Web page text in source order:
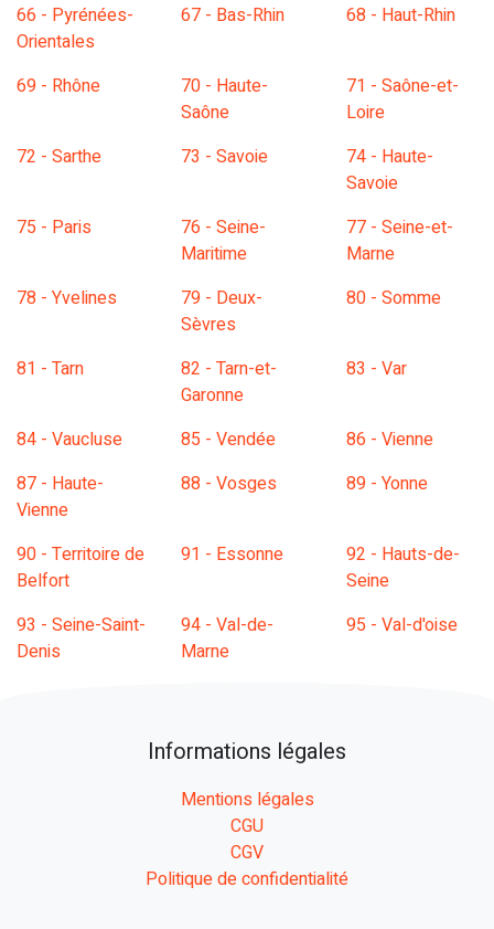
66 - Pyrénées-
Orientales
67 - Bas-Rhin 68 - Haut-Rhin
69 - Rhône
70 - Haute-
Saône
71 - Saône-et-
Loire
72 - Sarthe
73 - Savoie
74 - Haute-
Savoie
75 - Paris
76 - Seine-
Maritime
77 - Seine-et-
Marne
78 - Yvelines
79 - Deux-
Sèvres
80 - Somme
81 - Tarn
82 - Tarn-et-
Garonne
83 - Var
84 - Vaucluse 85 - Vendée
86 - Vienne
87 - Haute-
Vienne
88 - Vosges 89 - Yonne
90 - Territoire de
Belfort
91 - Essonne
92 - Hauts-de-
Seine
93 - Seine-Saint-
Denis
94 - Val-de-
Marne
95 - Val-d'oise
Informations légales
Mentions légales
CGU
CGV
Politique de confidentialité